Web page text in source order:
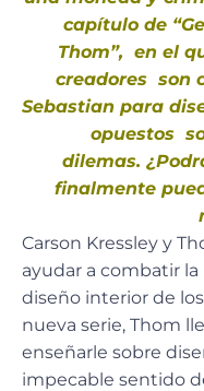
capítulo de
Thom”, en el
creadores son
Sebastian para
opuestos
dilemas.
finalmente
Carson Kressley y
ayudar a combatir
diseño interior de
nueva serie, Thom
enseñarle sobre
impecable sentido